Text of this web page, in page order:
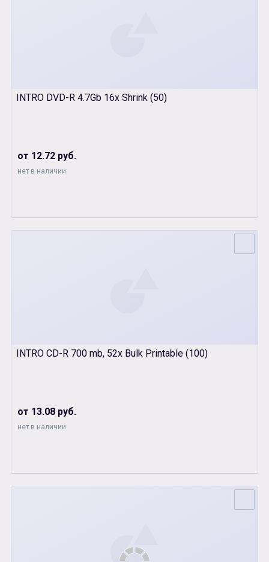
INTRO DVD-R 4.7Gb 16x Shrink (50)
от 12.72 руб.
нет в наличии
INTRO CD-R 700 mb, 52x Bulk Printable (100)
от 13.08 руб.
нет в наличии